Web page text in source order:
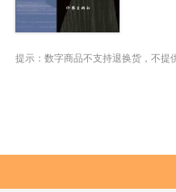
提示：数字商品不支持退换货，不提